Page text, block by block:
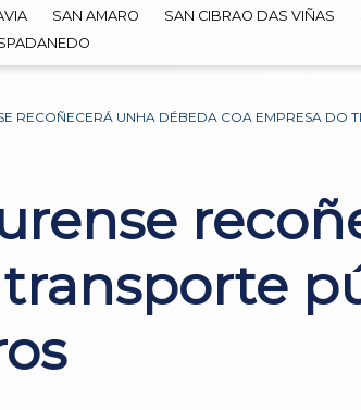
SAN AMARO SAN CIBRAO DAS VIÑAS
RECOÑECERÁ UNHA DÉBEDA COA EMPRESA DO